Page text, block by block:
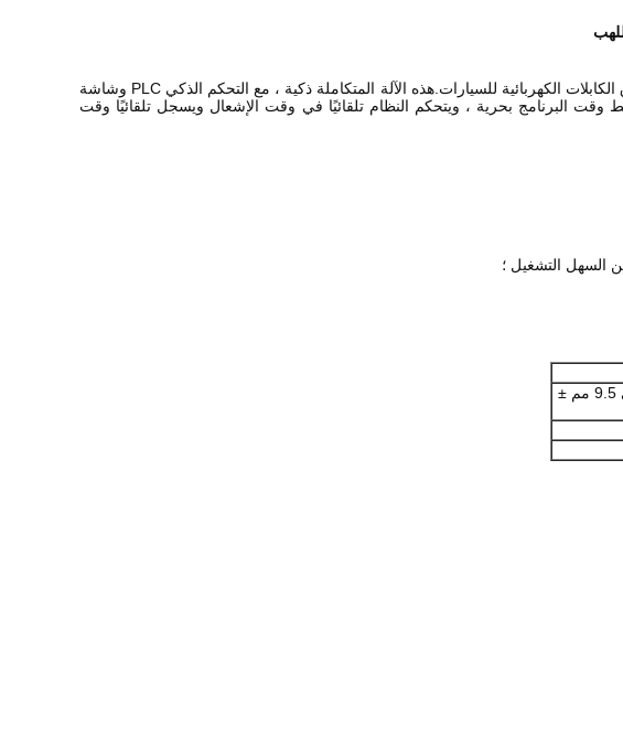
تم تصميم معدات اختبار انتشار اللهب وتصنيعها وفقًا لمتطلبات اختبار QC / T 730-2005 و ECE R118 Annex 10 لاختبار حرق الكابلات الكهربائية للسيارات.هذه الآلة المتكاملة ذكية ، مع التحكم الذكي PLC وشاشة
وقت البرنامج بحرية ، ويتحكم النظام تلقائيًا في وقت الإشعال ويسجل تلقائيًا وقت
مستورد من الولايات المتحدة يبلغ طول الأنبوب 100 مم ± 10 مم وقطره الداخلي 9.5 مم ±